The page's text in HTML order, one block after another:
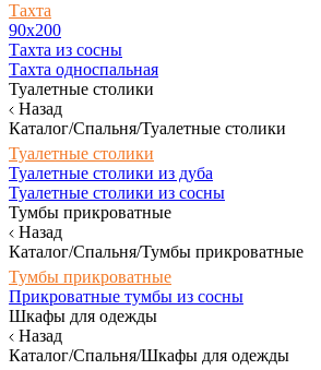
Тахта
90х200
Тахта из сосны
Тахта односпальная
Туалетные столики
Назад
Каталог/Спальня/Туалетные столики
Туалетные столики
Туалетные столики из дуба
Туалетные столики из сосны
Тумбы прикроватные
Назад
Каталог/Спальня/Тумбы прикроватные
Тумбы прикроватные
Прикроватные тумбы из сосны
Шкафы для одежды
Назад
Каталог/Спальня/Шкафы для одежды